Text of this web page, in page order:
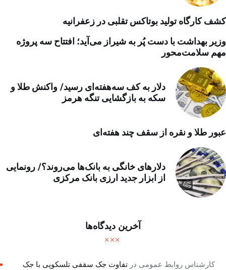
کشف کارگاه تولید بوتاکس تقلبی در زعفرانیه
وزیر بهداشت با دست پُر به شیراز می‌آید؛ افتتاح سه پروژه
مهم سلامت‌محور
دلار به کف سه‌هفته‌ای رسید/ واکنش طلا و
سکه به بازگشایی تنگه هرمز
عبور طلا و نقره از سقف چند هفته‌ای
دلارهای خانگی به بانک‌ها می‌روند؟/ رونمایی
از ابزار جدید ارزی بانک مرکزی
آخرین دیدگاه‌ها
کارشناس روابط عمومی درتفاوت جک سقفی تلسکوپی با جک